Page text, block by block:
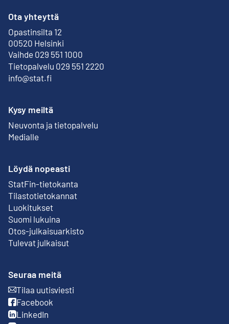
Ota yhteyttä
Opastinsilta 12
00520 Helsinki
Ulkoinen linkki
Vaihde 029 551 1000
Tietopalvelu 029 551 2220
info@stat.fi
Kysy meiltä
Neuvonta ja tietopalvelu
Medialle
Löydä nopeasti
StatFin-tietokanta
Ulkoinen linkki
Tilastotietokannat
Luokitukset
Suomi lukuina
Otos-julkaisuarkisto
Ulkoinen linkki
Tulevat julkaisut
Seuraa meitä
Tilaa uutisviesti
Ulkoinen linkki
Facebook
Ulkoinen linkki
LinkedIn
Ulkoinen linkki